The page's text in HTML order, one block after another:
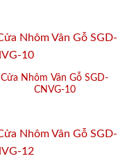
Cửa Nhôm Vân Gỗ SGD-
CNVG-10